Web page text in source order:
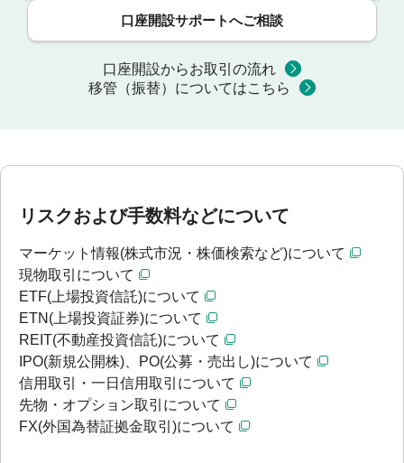
口座開設サポートへご相談
口座開設からお取引の流れ
移管（振替）についてはこちら
リスクおよび手数料などについて
マーケット情報(株式市況・株価検索など)について
現物取引について
ETF(上場投資信託)について
ETN(上場投資証券)について
REIT(不動産投資信託)について
IPO(新規公開株)、PO(公募・売出し)について
信用取引・一日信用取引について
先物・オプション取引について
FX(外国為替証拠金取引)について